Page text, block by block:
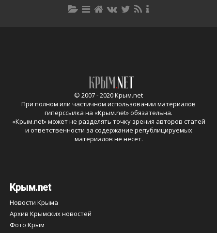
© 2007 - 2020 Крым.net
При полном или частичном использовании материалов
гиперссылка на «Крым.net» обязательна.
«Крым.net» может не разделять точку зрения авторов статей
и ответственности за содержание републицируемых
материалов не несет.
Крым.net
Новости Крыма
Архив Крымских новостей
Фото Крым